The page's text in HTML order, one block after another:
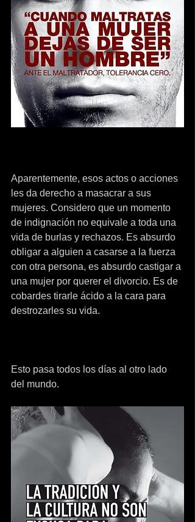
Aparentemente, esos actos o acciones
les da derecho a masacrar a sus
mujeres. Considero que un momento
de indignación no equivale a toda una
vida de burlas y rechazos. Es absurdo
obligar a alguien a casarse a la fuerza
con otra persona, es absurdo castigar a
una mujer por querer el divorcio. Es de
cobardes tirarle ácido a la cara para
destrozarles su vida.
Esto pasa todos los días al otro lado
del mundo.